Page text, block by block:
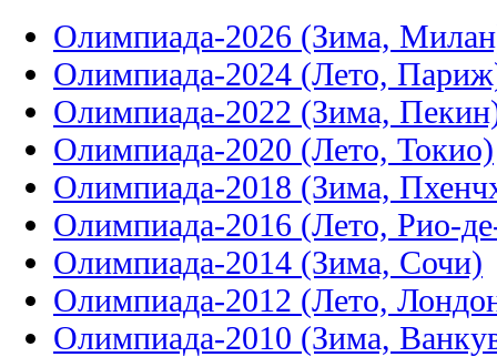
Олимпиада-2026 (Зима,
Олимпиада-2024 (Лето,
Олимпиада-2022 (Зима,
Олимпиада-2020 (Лето, Токио)
Олимпиада-2018 (Зима,
Олимпиада-2016 (Лето, Рио-
Олимпиада-2014 (Зима, Сочи)
Олимпиада-2012 (Лето,
Олимпиада-2010 (Зима,